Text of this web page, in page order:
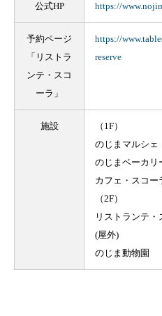
公式HP https://
予約ページ
「リストラ
ンテ・スコ
ーラ」
https://
reserve
施設
（1F）
のじまマルシェ
のじまベーカリ
カフェ・スコー
（2F）
リストランテ・
(屋外)
のじま動物園